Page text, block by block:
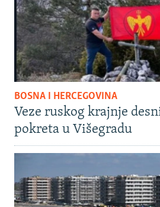
BOSNA I HERCEGOVINA
Veze ruskog krajnje
pokreta u Višegradu